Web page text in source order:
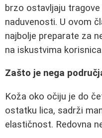
brzo ostavljaju
naduvenosti. U ovom
najbolje preparate za
na iskustvima
Zašto je nega
Koža oko očiju je do
ostatku lica, sadrži
elastičnost. Redovna